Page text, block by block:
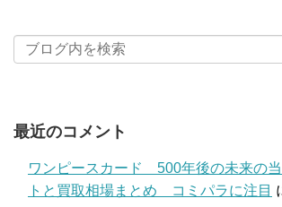
最近のコメント
ワンピースカード 500年後の未来の
トと買取相場まとめ コミパラに注目